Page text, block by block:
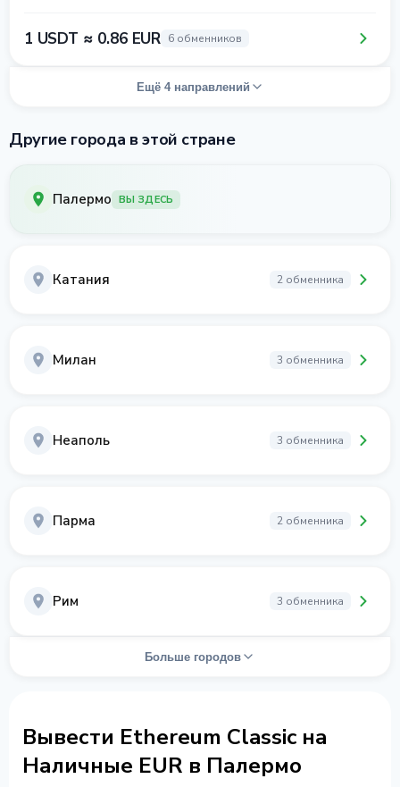
1 USDT ≈ 0.86 EUR 6 обменников
Ещё 4 направлений
Другие города в этой стране
Палермо ВЫ ЗДЕСЬ
Катания 2 обменника
Милан 3 обменника
Неаполь 3 обменника
Парма 2 обменника
Рим 3 обменника
Больше городов
Вывести Ethereum Classic на
Наличные EUR в Палермо